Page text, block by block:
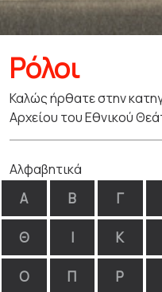
Ρόλοι
Καλώς ήρθατε στην
Αρχείου του Εθνικού
Αλφαβητικά
Α Β Γ
Θ Ι Κ
Ο Π Ρ